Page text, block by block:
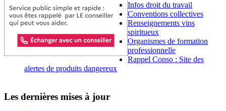
Infos droit du travail
Conventions collectives
Renseignements vins
spiritueux
Organismes de formation
professionnelle
Rappel Conso : Site des
alertes de produits dangereux
Les dernières mises à jour